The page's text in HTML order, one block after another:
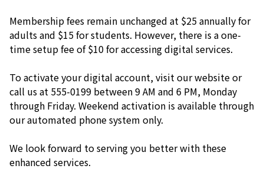
Membership fees remain unchanged at $25 annually for
adults and $15 for students. However, there is a one-
time setup fee of $10 for accessing digital services.
To activate your digital account, visit our website or
call us at 555-0199 between 9 AM and 6 PM, Monday
through Friday. Weekend activation is available through
our automated phone system only.
We look forward to serving you better with these
enhanced services.